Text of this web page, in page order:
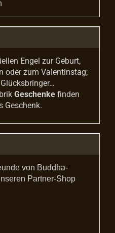
Engel zur Geburt,
oder zum Valentinstag;
Geschenke finden
Geschenk.
von Buddha-
Partner-Shop